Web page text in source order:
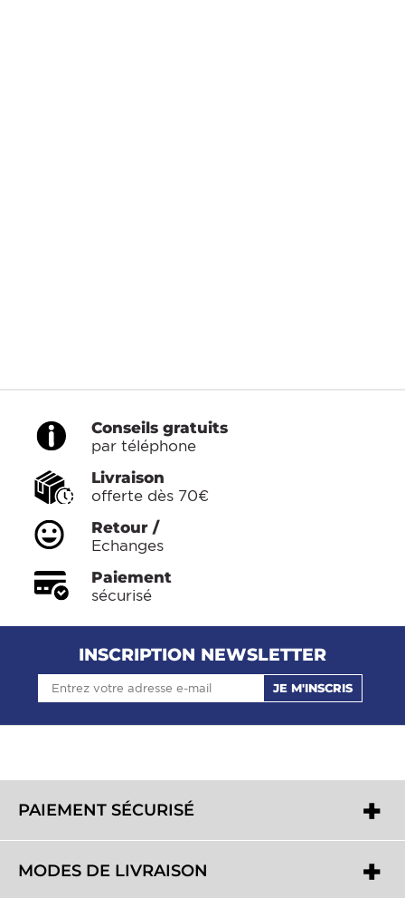
Conseils gratuits
par téléphone
Livraison
offerte dès 70€
Retour /
Echanges
Paiement
sécurisé
INSCRIPTION NEWSLETTER
JE M'INSCRIS
PAIEMENT SÉCURISÉ
MODES DE LIVRAISON